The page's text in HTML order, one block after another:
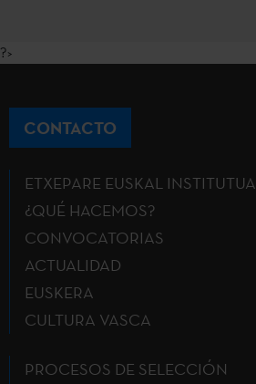
?>
CONTACTO
ETXEPARE EUSKAL INSTITUTUA
¿QUÉ HACEMOS?
CONVOCATORIAS
ACTUALIDAD
EUSKERA
CULTURA VASCA
PROCESOS DE SELECCIÓN